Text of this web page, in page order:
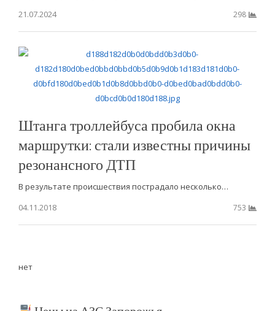
21.07.2024
298
Штанга троллейбуса пробила окна
маршрутки: стали известны причины
резонансного ДТП
В результате происшествия пострадало несколько…
04.11.2018
753
нет